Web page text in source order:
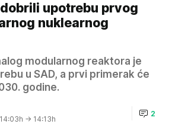
upotrebu prvog
nuklearnog
modularnog reaktora je
u SAD, a prvi primerak će
godine.
→ 14:13h
2